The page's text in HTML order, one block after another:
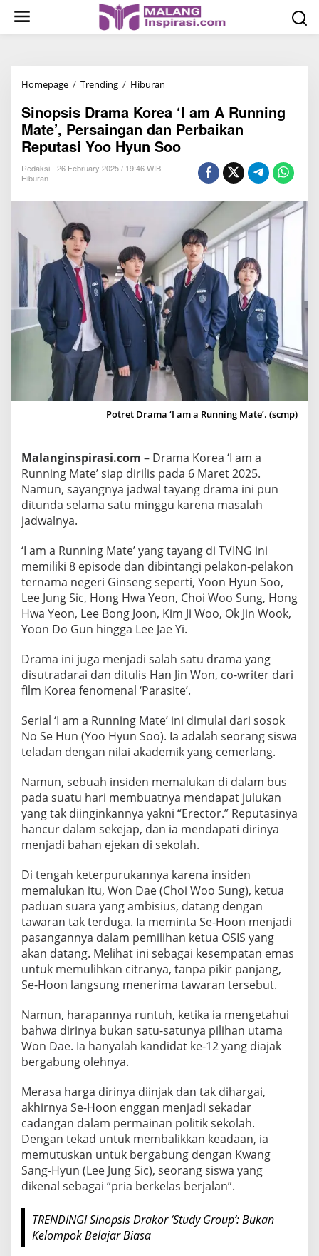
Homepage / Trending / Hiburan
n
o
p
s
a
m
K
o
r
a
‘
a
R
u
n
n
n
g
M
a
t
e
,
P
e
s
a
i
g
a
n
d
n
P
e
r
b
a
i
k
n
R
e
u
t
a
s
i
Y
o
H
Sinopsis Drama Korea ‘I am A Running
Mate’, Persaingan dan Perbaikan
Reputasi Yoo Hyun Soo
Redaksi
26 February 2025 / 19:46 WIB
Hiburan
Potret Drama ‘I am a Running Mate’. (scmp)
Malanginspirasi.com – Drama Korea ‘I am a
Running Mate’ siap dirilis pada 6 Maret 2025.
Namun, sayangnya jadwal tayang drama ini pun
ditunda selama satu minggu karena masalah
jadwalnya.
‘I am a Running Mate’ yang tayang di TVING ini
memiliki 8 episode dan dibintangi pelakon-pelakon
ternama negeri Ginseng seperti, Yoon Hyun Soo,
Lee Jung Sic, Hong Hwa Yeon, Choi Woo Sung, Hong
Hwa Yeon, Lee Bong Joon, Kim Ji Woo, Ok Jin Wook,
Yoon Do Gun hingga Lee Jae Yi.
Drama ini juga menjadi salah satu drama yang
disutradarai dan ditulis Han Jin Won, co-writer dari
film Korea fenomenal ‘Parasite’.
Serial ‘I am a Running Mate’ ini dimulai dari sosok
No Se Hun (Yoo Hyun Soo). Ia adalah seorang siswa
teladan dengan nilai akademik yang cemerlang.
Namun, sebuah insiden memalukan di dalam bus
pada suatu hari membuatnya mendapat julukan
yang tak diinginkannya yakni “Erector.” Reputasinya
hancur dalam sekejap, dan ia mendapati dirinya
menjadi bahan ejekan di sekolah.
Di tengah keterpurukannya karena insiden
memalukan itu, Won Dae (Choi Woo Sung), ketua
paduan suara yang ambisius, datang dengan
tawaran tak terduga. Ia meminta Se-Hoon menjadi
pasangannya dalam pemilihan ketua OSIS yang
akan datang. Melihat ini sebagai kesempatan emas
untuk memulihkan citranya, tanpa pikir panjang,
Se-Hoon langsung menerima tawaran tersebut.
Namun, harapannya runtuh, ketika ia mengetahui
bahwa dirinya bukan satu-satunya pilihan utama
Won Dae. Ia hanyalah kandidat ke-12 yang diajak
bergabung olehnya.
Merasa harga dirinya diinjak dan tak dihargai,
akhirnya Se-Hoon enggan menjadi sekadar
cadangan dalam permainan politik sekolah.
Dengan tekad untuk membalikkan keadaan, ia
memutuskan untuk bergabung dengan Kwang
Sang-Hyun (Lee Jung Sic), seorang siswa yang
dikenal sebagai “pria berkelas berjalan”.
TRENDING! Sinopsis Drakor ‘Study Group’: Bukan
Kelompok Belajar Biasa